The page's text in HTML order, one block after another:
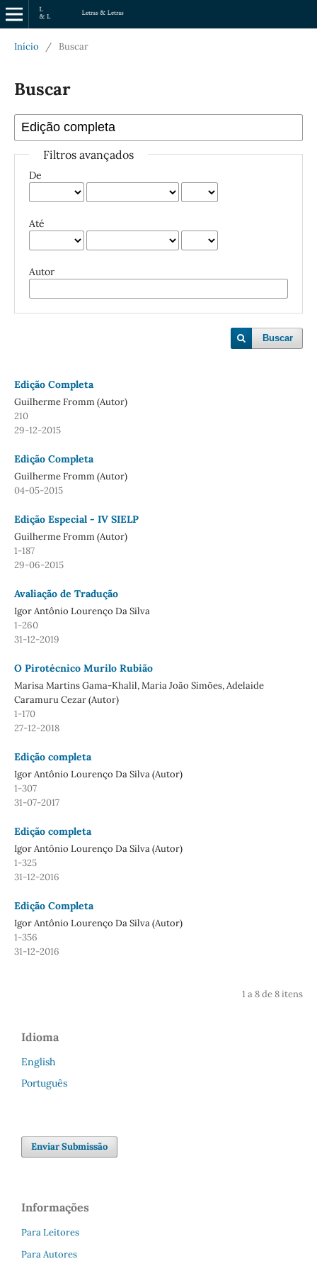
Início / Buscar
Buscar
Filtros avançados
De
Até
Autor
Buscar
Edição Completa
Guilherme Fromm (Autor)
210
29-12-2015
Edição Completa
Guilherme Fromm (Autor)
04-05-2015
Edição Especial - IV SIELP
Guilherme Fromm (Autor)
1-187
29-06-2015
Avaliação de Tradução
Igor Antônio Lourenço Da Silva
1-260
31-12-2019
O Pirotécnico Murilo Rubião
Marisa Martins Gama-Khalil, Maria João Simões, Adelaide
Caramuru Cezar (Autor)
1-170
27-12-2018
Edição completa
Igor Antônio Lourenço Da Silva (Autor)
1-307
31-07-2017
Edição completa
Igor Antônio Lourenço Da Silva (Autor)
1-325
31-12-2016
Edição Completa
Igor Antônio Lourenço Da Silva (Autor)
1-356
31-12-2016
1 a 8 de 8 itens
Idioma
English
Português
Enviar Submissão
Informações
Para Leitores
Para Autores